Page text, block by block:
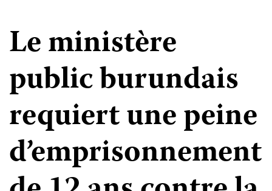
Le ministère
public burundais
requiert une peine
d’emprisonnement